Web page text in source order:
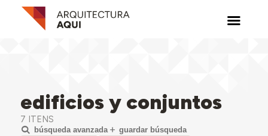
edificios y conjuntos
7 ITENS
búsqueda avanzada
guardar búsqueda